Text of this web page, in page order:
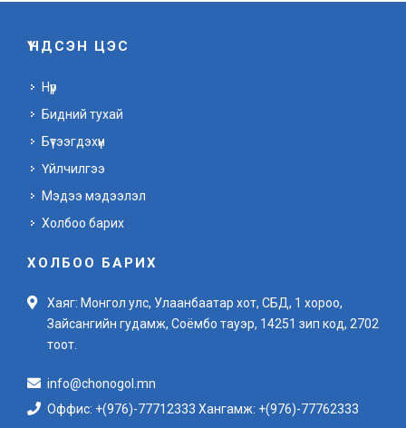
ҮНДСЭН ЦЭС
Нүүр
Бидний тухай
Бүтээгдэхүүн
Үйлчилгээ
Мэдээ мэдээлэл
Холбоо барих
ХОЛБОО БАРИХ
Хаяг: Монгол улс, Улаанбаатар хот, СБД, 1 хороо,
Зайсангийн гудамж, Соёмбо тауэр, 14251 зип код, 2702
тоот.
info@chonogol.mn
Оффис: +(976)-77712333 Хангамж: +(976)-77762333